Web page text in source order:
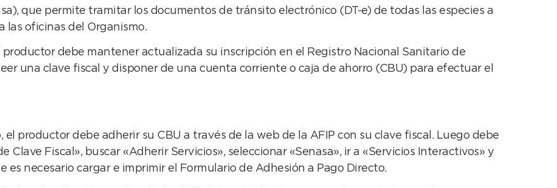
que permite tramitar los documentos de tránsito electrónico (DT-e) de todas las especies a
las oficinas del Organismo.
productor debe mantener actualizada su inscripción en el Registro Nacional Sanitario de
una clave fiscal y disponer de una cuenta corriente o caja de ahorro (CBU) para efectuar el
productor debe adherir su CBU a través de la web de la AFIP con su clave fiscal. Luego debe
Clave Fiscal», buscar «Adherir Servicios», seleccionar «Senasa», ir a «Servicios Interactivos» y
es necesario cargar e imprimir el Formulario de Adhesión a Pago Directo.